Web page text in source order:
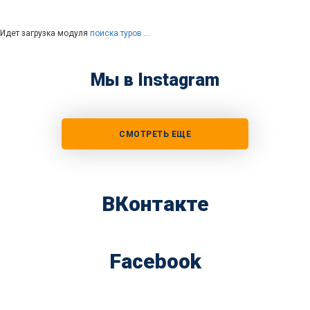
Идет загрузка модуля поиска туров …
Мы в Instagram
СМОТРЕТЬ ЕЩЕ
ВКонтакте
Facebook